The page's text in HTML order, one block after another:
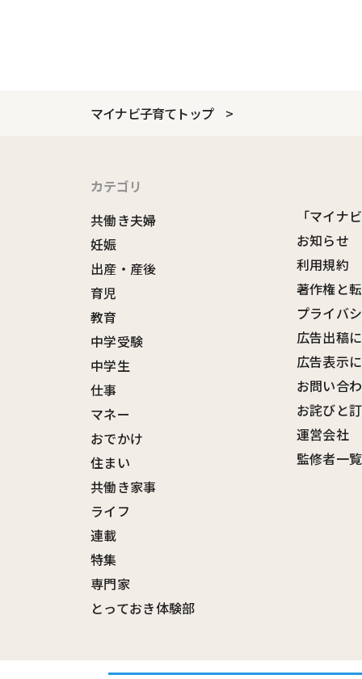
マイナビ子育てトップ
カテゴリ
共働き夫婦
妊娠
出産・産後
育児
教育
中学受験
中学生
仕事
マネー
おでかけ
住まい
共働き家事
ライフ
連載
特集
専門家
とっておき体験部
「マイナ
お知らせ
利用規約
著作権と
プライバ
広告出稿
広告表示
お問い合
お詫びと
運営会社
監修者一覧